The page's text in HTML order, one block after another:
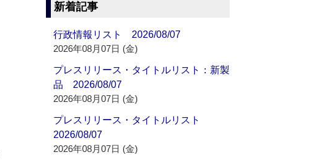
新着記事
行政情報リスト 2026/08/07
2026年08月07日 (金)
プレスリリース・タイトルリスト：新製
品 2026/08/07
2026年08月07日 (金)
プレスリリース・タイトルリスト
2026/08/07
2026年08月07日 (金)